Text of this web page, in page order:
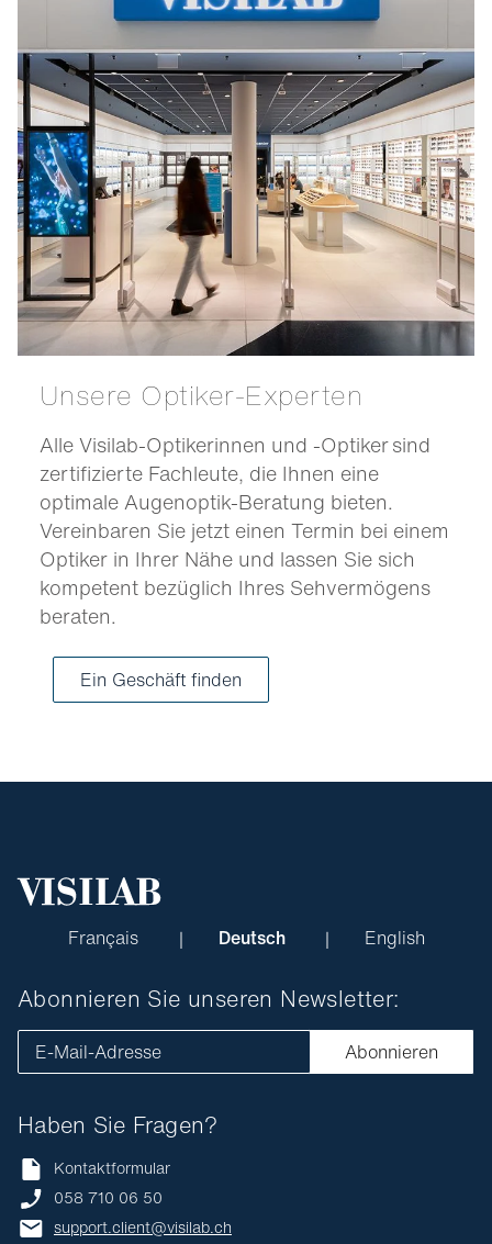
Unsere Optiker-Experten
Alle Visilab-Optikerinnen und -Optiker sind
zertifizierte Fachleute, die Ihnen eine
optimale Augenoptik-Beratung bieten.
Vereinbaren Sie jetzt einen Termin bei einem
Optiker in Ihrer Nähe und lassen Sie sich
kompetent bezüglich Ihres Sehvermögens
beraten.
Ein Geschäft finden
Français Deutsch English
Haben Sie Fragen?
Kontaktformular
058 710 06 50
support.client@visilab.ch
Abonnieren Sie unseren Newsletter:
E-Mail-Adresse Abonnieren